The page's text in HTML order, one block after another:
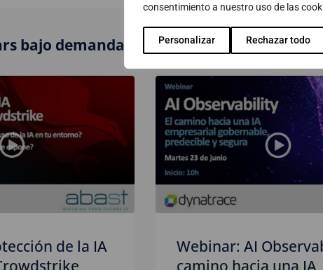
consentimiento a nuestro uso de las
Personalizar Rechazar todo
bajo demanda publicados
de la IA
Webinar: AI
camino hacia una IA